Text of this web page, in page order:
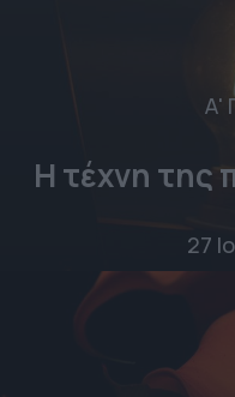
Α'
Η τέχνη της
27